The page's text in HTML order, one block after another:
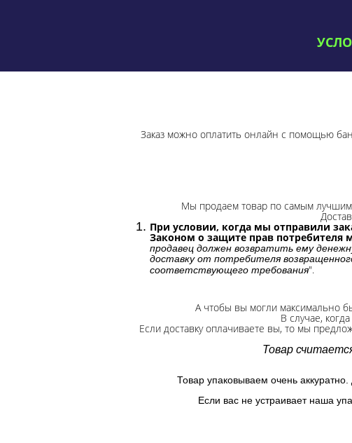
Заказ можно оплатить онлайн с помощью
Мы продаем товар по самым лучшим
При условии, когда мы отправили
Законом о защите прав потребителя
продавец должен возвратить ему
доставку от потребителя
соответствующего требования".
А чтобы вы могли максимально
В случае,
Если доставку оплачиваете вы, то мы
Товар
Товар упаковываем очень
Если вас не устраивает наша